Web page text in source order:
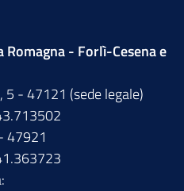
- Forlì-Cesena e
5 - 47121 (sede legale)
47921